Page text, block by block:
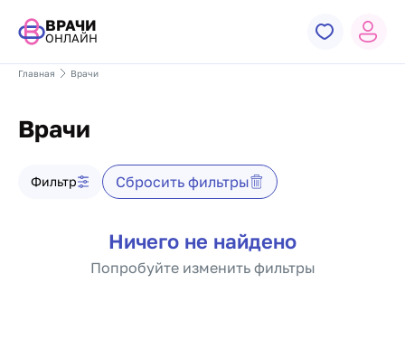
ВРАЧИ
ОНЛАЙН
Главная Врачи
Врачи
Фильтр врачей
Фильтр Сбросить фильтры
Список врачейНичего не найдено
Попробуйте изменить фильтры